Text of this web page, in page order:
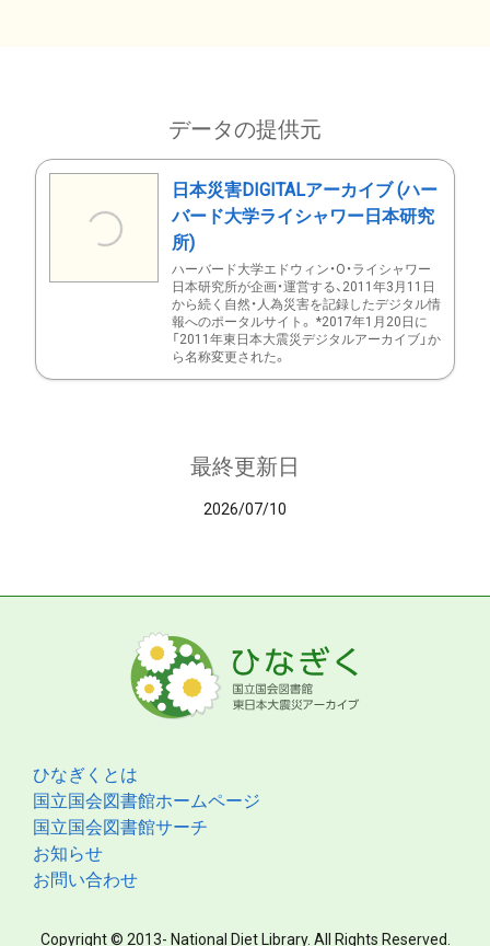
データの提供元
日本災害DIGITALアーカイブ (ハー
バード大学ライシャワー日本研究
所)
ハーバード大学エドウィン・O・ライシャワー
日本研究所が企画・運営する、2011年3月11日
から続く自然・人為災害を記録したデジタル情
報へのポータルサイト。 *2017年1月20日に
「2011年東日本大震災デジタルアーカイブ」か
ら名称変更された。
最終更新日
2026/07/10
ひなぎくとは
国立国会図書館ホームページ
国立国会図書館サーチ
お知らせ
お問い合わせ
Copyright © 2013- National Diet Library. All Rights Reserved.